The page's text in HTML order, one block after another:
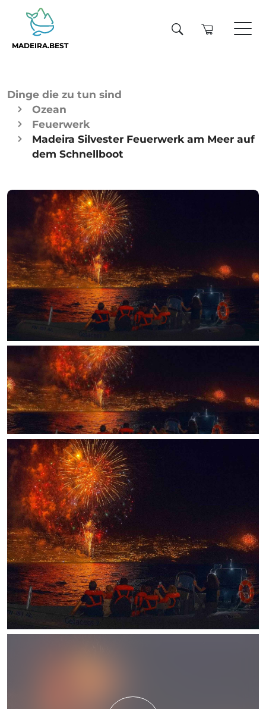
MADEIRA.BEST
Dinge die zu tun sind
Ozean
Feuerwerk
Madeira Silvester Feuerwerk am Meer auf
dem Schnellboot